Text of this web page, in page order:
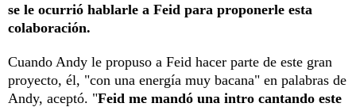
se le ocurrió hablarle a Feid para proponerle esta
colaboración.
Cuando Andy le propuso a Feid hacer parte de este gran
proyecto, él, "con una energía muy bacana" en palabras de
Andy, aceptó. "Feid me mandó una intro cantando este